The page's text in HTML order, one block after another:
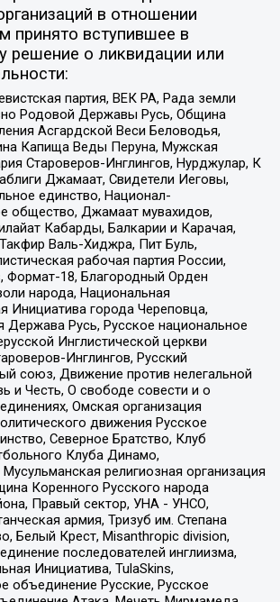
в отношении
принято вступившее в
решение о ликвидации или
партия, ВЕК РА, Рада земли
Родовой Державы Русь, Община
Асгардской Веси Беловодья,
Капища Веды Перуна, Мужская
Староверов-Инглингов, Нурджулар, К
Джамаат, Свидетели Иеговы,
единство, Национал-
общество, Джамаат мувахидов,
Кабарды, Балкарии и Карачая,
Валь-Хиджра, Пит Буль,
рабочая партия России,
Формат-18, Благородный Орден
народа, Национальная
Инициатива города Череповца,
Русь, Русское национальное
Инглистической церкви
Инглингов, Русский
союз, Движение против нелегальной
и Честь, О свободе совести и о
Омская организация
движения Русское
Северное Братство, Клуб
Клуба Динамо,
религиозная организация
Коренного Русского народа
Правый сектор, УНА - УНСО,
армия, Тризуб им. Степана
Белый Крест, Misanthropic division,
последователей инглиизма,
Инициатива, TulaSkins,
объединение Русские, Русское